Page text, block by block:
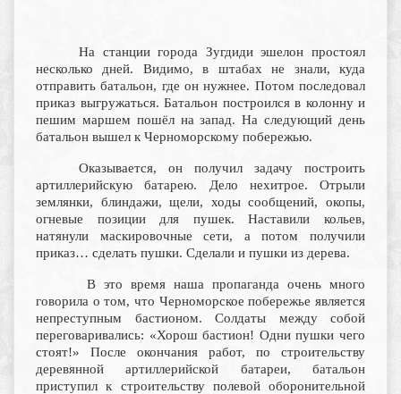
На станции города Зугдиди эшелон простоял
несколько дней. Видимо, в штабах не знали, куда
отправить батальон, где он нужнее. Потом последовал
приказ выгружаться. Батальон построился в колонну и
пешим маршем пошёл на запад. На следующий день
батальон вышел к Черноморскому побережью.
Оказывается, он получил задачу построить
артиллерийскую батарею. Дело нехитрое. Отрыли
землянки, блиндажи, щели, ходы сообщений, окопы,
огневые позиции для пушек. Наставили кольев,
натянули маскировочные сети, а потом получили
приказ… сделать пушки. Сделали и пушки из дерева.
В это время наша пропаганда очень много
говорила о том, что Черноморское побережье является
непреступным бастионом. Солдаты между собой
переговаривались: «Хорош бастион! Одни пушки чего
стоят!» После окончания работ, по строительству
деревянной артиллерийской батареи, батальон
приступил к строительству полевой оборонительной